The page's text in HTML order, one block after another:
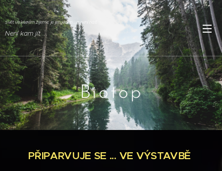
Svět ve kterém žijeme, je jen jeden ...a není náš
Není kam jít ...
Biotop
PŘIPARVUJE SE ... VE VÝSTAVBĚ